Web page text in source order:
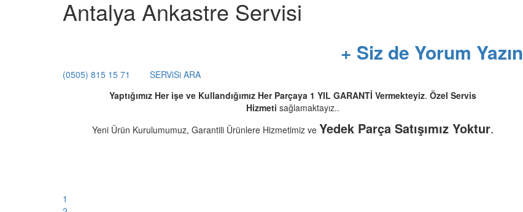
Antalya Ankastre Servisi
+ Siz de Yorum Yazın
(0505) 815 15 71
SERViSi ARA
Yaptığımız Her işe ve Kullandığımız Her Parçaya 1 YIL GARANTİ Vermekteyiz. Özel Servis
Hizmeti sağlamaktayız..
Yeni Ürün Kurulumumuz, Garantili Ürünlere Hizmetimiz ve Yedek Parça Satışımız Yoktur.
1